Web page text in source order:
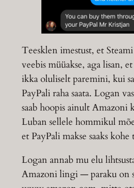
Teesklen imestust, et
veebis müüakse, aga lisan,
ikka oluliselt paremini, kui
PayPali raha saata. Logan
saab hoopis ainult Amazoni
Luban sellele hommikul
et PayPali makse saaks kohe
Logan annab mu elu
Amazoni lingi — paraku on